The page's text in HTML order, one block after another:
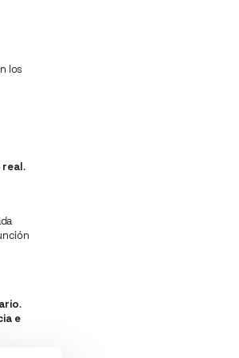
los
real.
.
e